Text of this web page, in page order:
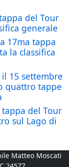
del Tour
generale
17ma tappa
la classifica
15 settembre
quattro tappe
tappa del Tour
sul Lago di
Matteo Moscati